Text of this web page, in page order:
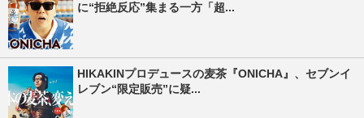
に“拒絶反応”集まる一方「超...
HIKAKINプロデュースの麦茶『ONICHA』、セブンイ
レブン“限定販売”に疑...